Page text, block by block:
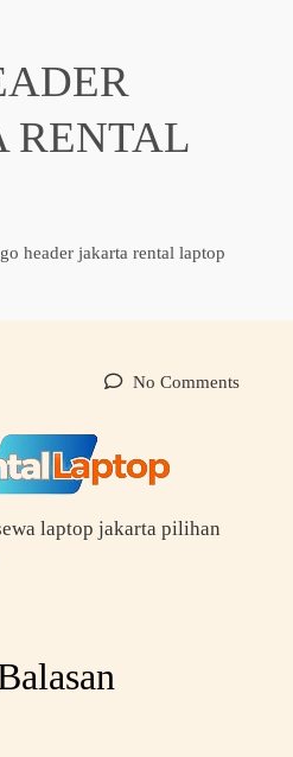
RENTAL
header jakarta rental laptop
No Comments
laptop jakarta pilihan